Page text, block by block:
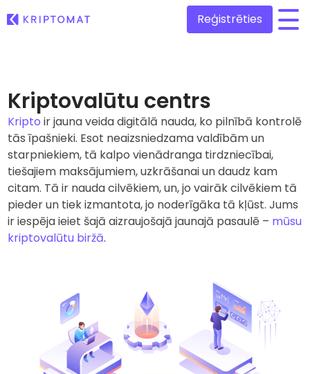
Vairāk nekā 300 kriptovalūtu
Lielākie Ieguvēji un Zaudētāji
Atrodiet investīciju iespējas
Tikko Pievienotie
Nesen Kriptomat pievienotie žetoni
Ja es būtu nopircis 100 € vērtībā…
...šodien vērtība būtu
Pirkt un pārdot kripto
Pērciet vairāk nekā 300 kriptovalūtas
Kripto maiņa
Vairāk nekā 1000 valūtu pāru iespējas
Inteliģentie portfeļi
Gudrs veids, kā investēt kriptovalūtās
Ieguldījumu palīgs
Atrodi savu kripto stratēģiju
KriptoEarn
Nopelniet atlīdzību par savu kriptovalūtu
Reģistrēties
Kriptovalūtu centrs
Kripto ir jauna veida digitālā nauda, ko pilnībā kontrolē
tās īpašnieki. Esot neaizsniedzama valdībām un
starpniekiem, tā kalpo vienādranga tirdzniecībai,
tiešajiem maksājumiem, uzkrāšanai un daudz kam
citam. Tā ir nauda cilvēkiem, un, jo vairāk cilvēkiem tā
pieder un tiek izmantota, jo noderīgāka tā kļūst. Jums
ir iespēja ieiet šajā aizraujošajā jaunajā pasaulē – mūsu
kriptovalūtu biržā.